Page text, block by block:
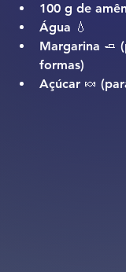
100 g de
Água 💧
Margarina 🧈
formas)
Açúcar 🍬